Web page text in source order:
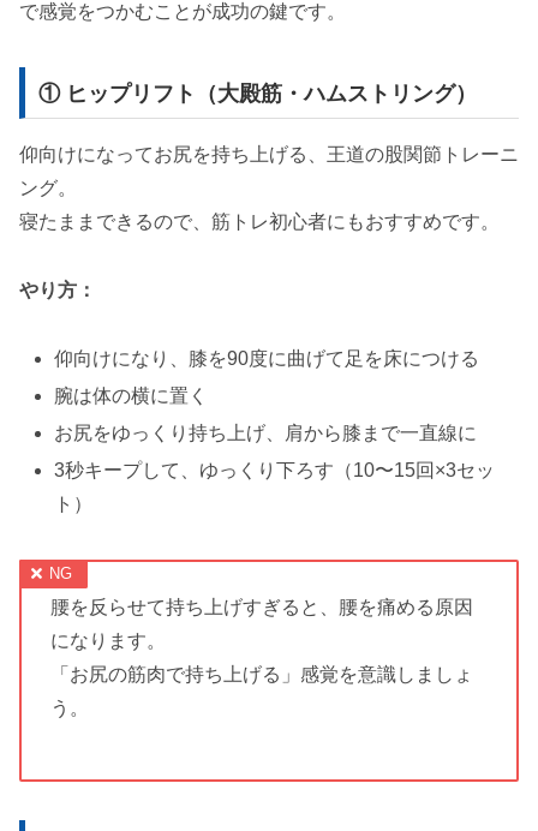
で感覚をつかむことが成功の鍵です。
① ヒップリフト（大殿筋・ハムストリング）
仰向けになってお尻を持ち上げる、王道の股関節トレーニ
ング。
寝たままできるので、筋トレ初心者にもおすすめです。
やり方：
仰向けになり、膝を90度に曲げて足を床につける
腕は体の横に置く
お尻をゆっくり持ち上げ、肩から膝まで一直線に
3秒キープして、ゆっくり下ろす（10〜15回×3セッ
ト）
腰を反らせて持ち上げすぎると、腰を痛める原因
になります。
「お尻の筋肉で持ち上げる」感覚を意識しましょ
う。